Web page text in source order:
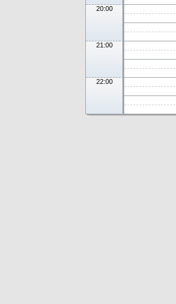
20:00
21:00
22:00